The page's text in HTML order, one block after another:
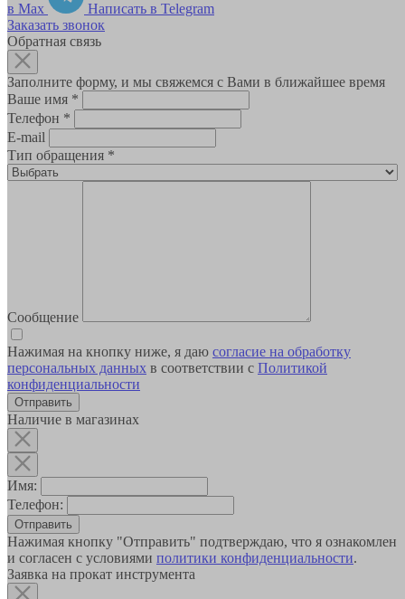
в Max
Написать в Telegram
Заказать звонок
Обратная связь
Заполните форму, и мы свяжемся с Вами в ближайшее время
Ваше имя *
Телефон *
E-mail
Тип обращения *
Сообщение
Нажимая на кнопку ниже, я даю согласие на обработку
персональных данных в соответствии с Политикой
конфиденциальности
Наличие в магазинах
Имя:
Телефон:
Отправить
Нажимая кнопку "Отправить" подтверждаю, что я ознакомлен
и согласен с условиями политики конфиденциальности.
Заявка на прокат инструмента